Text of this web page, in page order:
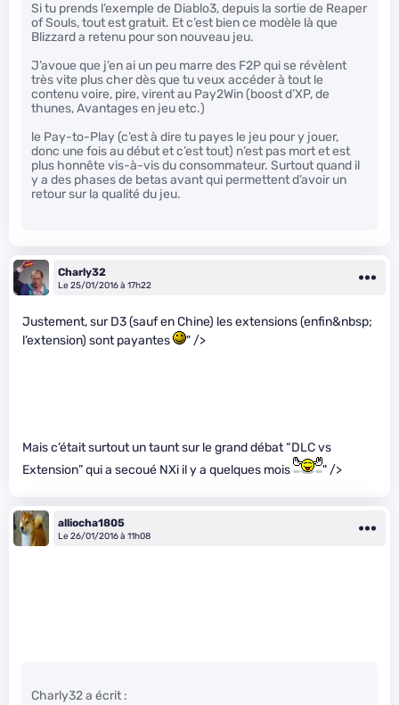
Si tu prends l’exemple de Diablo3, depuis la sortie de Reaper
of Souls, tout est gratuit. Et c’est bien ce modèle là que
Blizzard a retenu pour son nouveau jeu.
J’avoue que j’en ai un peu marre des F2P qui se révèlent
très vite plus cher dès que tu veux accéder à tout le
contenu voire, pire, virent au Pay2Win (boost d’XP, de
thunes, Avantages en jeu etc.)
le Pay-to-Play (c’est à dire tu payes le jeu pour y jouer,
donc une fois au début et c’est tout) n’est pas mort et est
plus honnête vis-à-vis du consommateur. Surtout quand il
y a des phases de betas avant qui permettent d’avoir un
retour sur la qualité du jeu.
Charly32
Le 25/01/2016 à 17h22
Justement, sur D3 (sauf en Chine) les extensions (enfin&nbsp;
l’extension) sont payantes
" />
Mais c’était surtout un taunt sur le grand débat “DLC vs
Extension” qui a secoué NXi il y a quelques mois
" />
alliocha1805
Le 26/01/2016 à 11h08
Charly32 a écrit :